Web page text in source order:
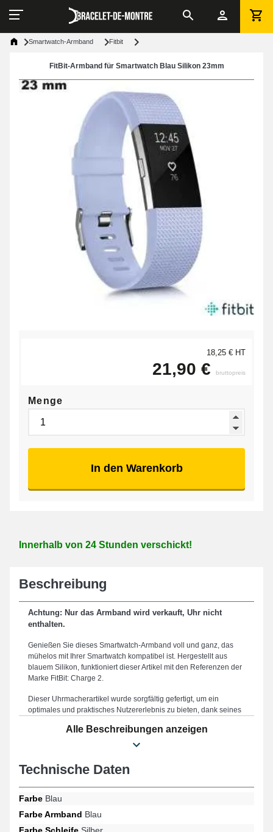
Smartwatch-Armband Fitbit
FitBit-Armband für Smartwatch Blau Silikon 23mm
18,25 € HT
21,90 € bruttopreis
Menge
In den Warenkorb
Innerhalb von 24 Stunden verschickt!
Beschreibung
Achtung: Nur das Armband wird verkauft, Uhr nicht
enthalten.
Genießen Sie dieses Smartwatch-Armband voll und ganz, das
mühelos mit Ihrer Smartwatch kompatibel ist. Hergestellt aus
blauem Silikon, funktioniert dieser Artikel mit den Referenzen der
Marke FitBit: Charge 2.
Dieser Uhrmacherartikel wurde sorgfältig gefertigt, um ein
optimales und praktisches Nutzererlebnis zu bieten, dank seines
sorgt für eine harmonische Verbindung mit Ihrem Handgelenk
und eine einfache Handhabung. Es handelt sich um ein
Robustheit ist dieses Armband eine perfekte Option, um ein
abgenutztes oder beschädigtes zu ersetzen. Die ansprechende
blaue Farbe des Armbands wurde für diejenigen entworfen, die
ein perfektes Gleichgewicht zwischen Einfachheit und
Bedürfnisse von Uhrenliebhabern. Eine hochwertige
Alle Beschreibungen anzeigen
Technische Daten
Farbe Blau
Farbe Armband Blau
Farbe Schleife Silber